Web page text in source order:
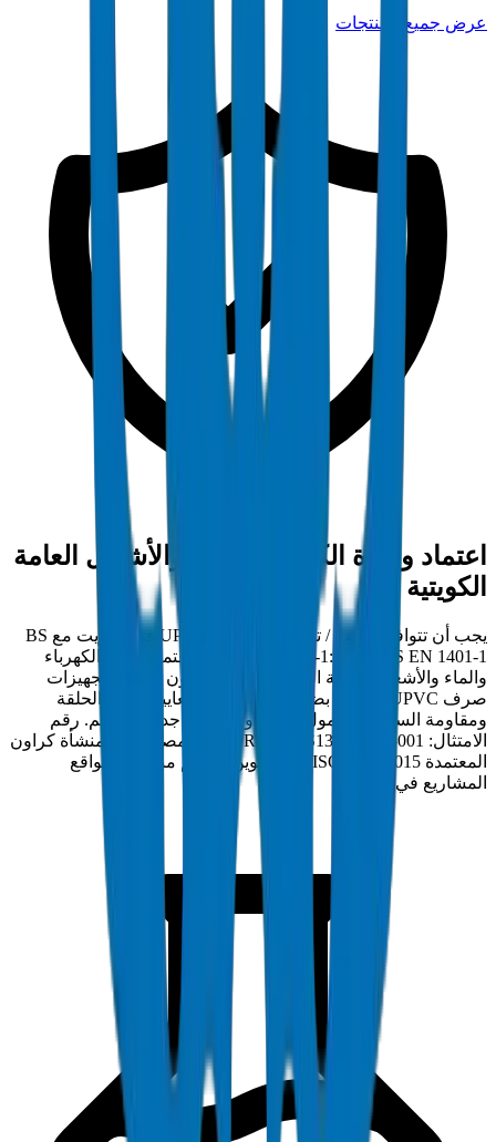
عرض جميع المنتجات
اعتماد وزارة الكهرباء والماء والأشغال العامة
الكويتية
يجب أن تتوافق أنابيب / تجهيزات صرف UPVC في الكويت مع BS
EN 1329-1:2014 / BS EN 1401-1 وتحمل اعتماد وزارة الكهرباء
والماء والأشغال العامة الكويتية. أنابيب كراون أنابيب / تجهيزات
صرف UPVC مختبرة بضغط انفجار وفق معايير صلابة الحلقة
ومقاومة السحق المعمول بها بتفاوت سمك جدار ±0.2مم. رقم
الامتثال: DM-DRAIN-BS1329-2024-001. مصنعة في منشأة كراون
المعتمدة ISO 9001:2015 بأم القيوين وتسلم مباشرة لمواقع
المشاريع في الكويت.